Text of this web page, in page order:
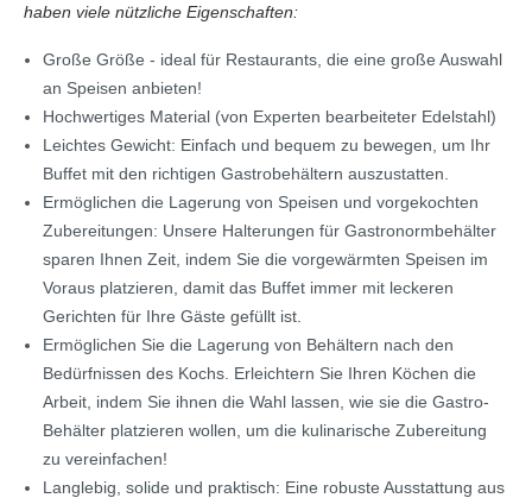
haben viele nützliche Eigenschaften:
Große Größe - ideal für Restaurants, die eine große Auswahl
an Speisen anbieten!
Hochwertiges Material (von Experten bearbeiteter Edelstahl)
Leichtes Gewicht: Einfach und bequem zu bewegen, um Ihr
Buffet mit den richtigen Gastrobehältern auszustatten.
Ermöglichen die Lagerung von Speisen und vorgekochten
Zubereitungen: Unsere Halterungen für Gastronormbehälter
sparen Ihnen Zeit, indem Sie die vorgewärmten Speisen im
Voraus platzieren, damit das Buffet immer mit leckeren
Gerichten für Ihre Gäste gefüllt ist.
Ermöglichen Sie die Lagerung von Behältern nach den
Bedürfnissen des Kochs. Erleichtern Sie Ihren Köchen die
Arbeit, indem Sie ihnen die Wahl lassen, wie sie die Gastro-
Behälter platzieren wollen, um die kulinarische Zubereitung
zu vereinfachen!
Langlebig, solide und praktisch: Eine robuste Ausstattung aus